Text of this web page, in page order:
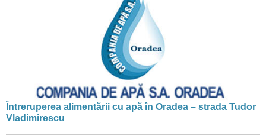
Întreruperea alimentării cu apă în Oradea – strada Tudor
Vladimirescu